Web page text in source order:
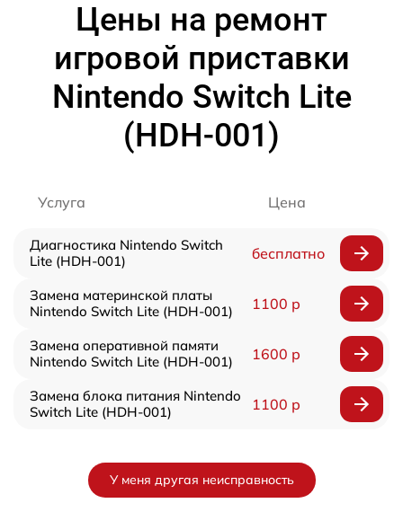
Цены на ремонт
игровой приставки
Nintendo Switch Lite
(HDH-001)
Услуга Цена
Диагностика Nintendo Switch
Lite (HDH-001)
бесплатно
Замена материнской платы
Nintendo Switch Lite (HDH-001)
1100 р
Замена оперативной памяти
Nintendo Switch Lite (HDH-001)
1600 р
Замена блока питания Nintendo
Switch Lite (HDH-001)
1100 р
У меня другая неисправность